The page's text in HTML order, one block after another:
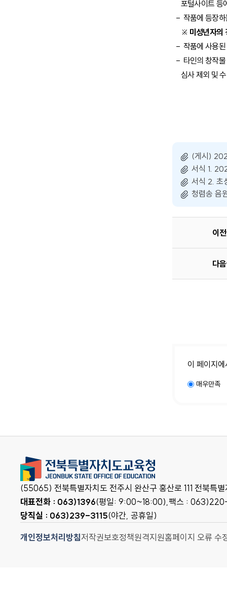
포털사이트 등
- 작품에 등장
※ 미성년자의
- 작품에 사용
- 타인의 창작
심사 제외 및
(게시)
서식 1.
서식 2. 초
청렴송 음
이
다
이 페이지
매우만족
(55065) 전북특별자치도 전주시 완산구 홍산로 111 전북특
대표전화 : 063)1396(평일: 9:00~18:00),팩스 :
당직실 : 063)239-3115(야간, 공휴일)
개인정보처리방침저작권보호정책원격지원홈페이지 오류 수